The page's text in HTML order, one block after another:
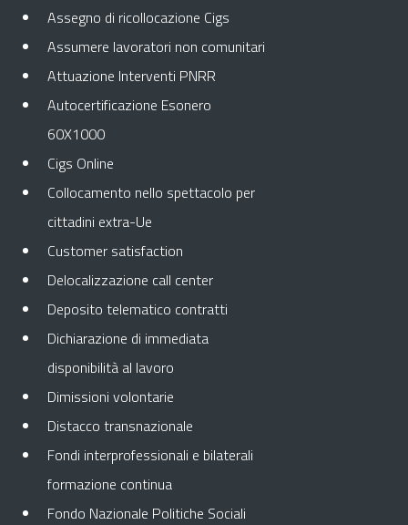
Assegno di ricollocazione Cigs
Assumere lavoratori non comunitari
Attuazione Interventi PNRR
Autocertificazione Esonero
60X1000
Cigs Online
Collocamento nello spettacolo per
cittadini extra-Ue
Customer satisfaction
Delocalizzazione call center
Deposito telematico contratti
Dichiarazione di immediata
disponibilità al lavoro
Dimissioni volontarie
Distacco transnazionale
Fondi interprofessionali e bilaterali
formazione continua
Fondo Nazionale Politiche Sociali